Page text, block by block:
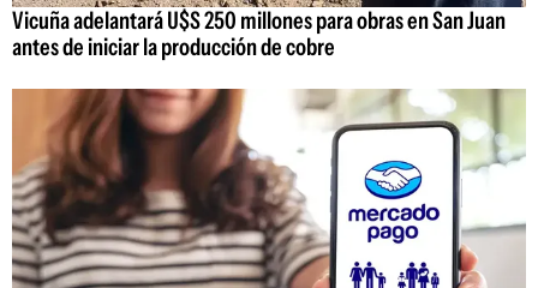
Vicuña adelantará U$S 250 millones para obras en San Juan
antes de iniciar la producción de cobre